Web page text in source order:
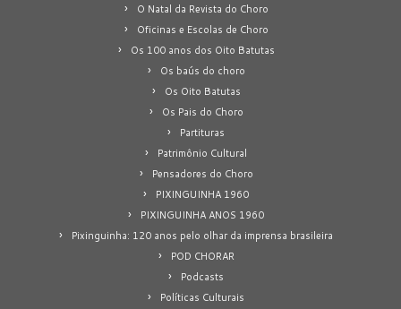
O Natal da Revista do Choro
Oficinas e Escolas de Choro
Os 100 anos dos Oito Batutas
Os baús do choro
Os Oito Batutas
Os Pais do Choro
Partituras
Patrimônio Cultural
Pensadores do Choro
PIXINGUINHA 1960
PIXINGUINHA ANOS 1960
Pixinguinha: 120 anos pelo olhar da imprensa brasileira
POD CHORAR
Podcasts
Políticas Culturais